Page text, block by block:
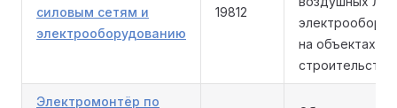
силовым сетям и
электрооборудованию
19812
на объектах
строительства.
Электромонтёр по